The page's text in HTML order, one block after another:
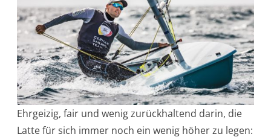
Ehrgeizig, fair und wenig zurückhaltend darin, die
Latte für sich immer noch ein wenig höher zu legen: